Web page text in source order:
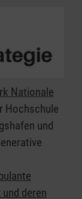
Nationale
Hochschule
und
deren